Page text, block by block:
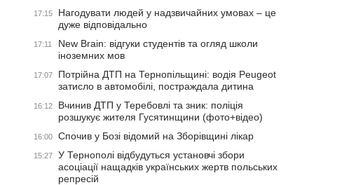
17:15
Нагодувати людей у надзвичайних умовах – це
дуже відповідально
17:11
New Brain: відгуки студентів та огляд школи
іноземних мов
17:07
Потрійна ДТП на Тернопільщині: водія Peugeot
затисло в автомобілі, постраждала дитина
16:12
Вчинив ДТП у Теребовлі та зник: поліція
розшукує жителя Гусятинщини (фото+відео)
16:00 Спочив у Бозі відомий на Зборівщині лікар
15:27
У Тернополі відбудуться установчі збори
асоціації нащадків українських жертв польських
репресій